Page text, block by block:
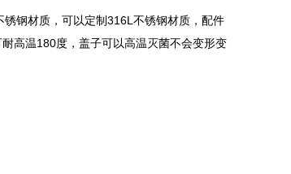
钢材质，可以定制316L不锈钢材质，配件
高温180度，盖子可以高温灭菌不会变形变